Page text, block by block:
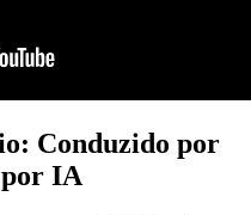
Conduzido por
por IA